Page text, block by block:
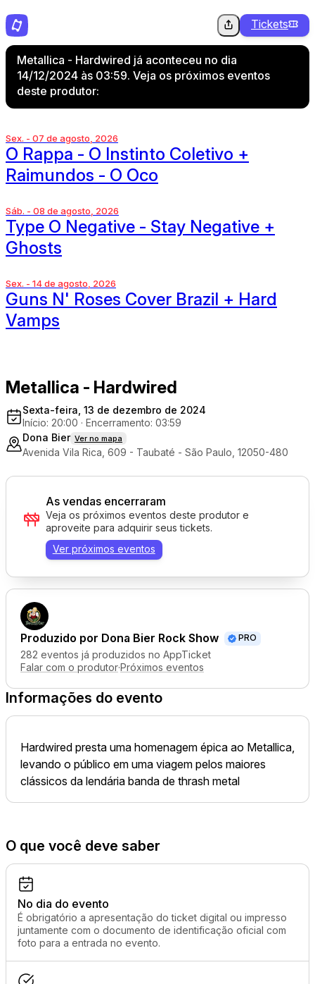
Tickets
Metallica - Hardwired já aconteceu no dia
14/12/2024 às 03:59. Veja os próximos eventos
deste produtor:
Sex. - 07 de agosto, 2026
O Rappa - O Instinto Coletivo +
Raimundos - O Oco
Sáb. - 08 de agosto, 2026
Type O Negative - Stay Negative +
Ghosts
Sex. - 14 de agosto, 2026
Guns N' Roses Cover Brazil + Hard
Vamps
Metallica - Hardwired
Sexta-feira, 13 de dezembro de 2024
Início: 20:00 · Encerramento: 03:59
Dona Bier Ver no mapa
Avenida Vila Rica, 609 - Taubaté - São Paulo, 12050-480
Produzido por Dona Bier Rock Show PRO
282 eventos já produzidos no AppTicket
Falar com o produtor·Próximos eventos
Informações do evento
Hardwired presta uma homenagem épica ao Metallica,
levando o público em uma viagem pelos maiores
clássicos da lendária banda de thrash metal
As vendas encerraram
Veja os próximos eventos deste produtor e
aproveite para adquirir seus tickets.
Ver próximos eventos
O que você deve saber
No dia do evento
É obrigatório a apresentação do ticket digital ou impresso
juntamente com o documento de identificação oficial com
foto para a entrada no evento.